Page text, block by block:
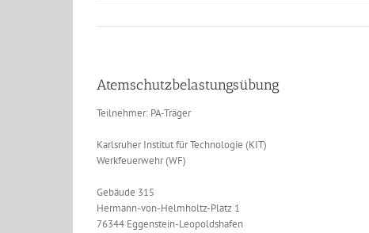
Atemschutzbelastungsübung
Teilnehmer: PA-Träger
Karlsruher Institut für Technologie (KIT)
Werkfeuerwehr (WF)
Gebäude 315
Hermann-von-Helmholtz-Platz 1
76344 Eggenstein-Leopoldshafen